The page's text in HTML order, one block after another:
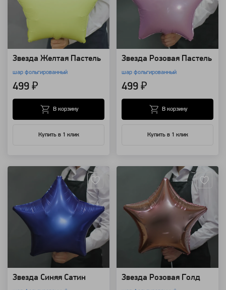
Звезда Желтая Пастель
шар фольгированный
499 ₽
Купить в 1 клик
В корзину
Звезда Розовая Пастель
шар фольгированный
499 ₽
Купить в 1 клик
В корзину
Звезда Синяя Сатин Звезда Розовая Голд